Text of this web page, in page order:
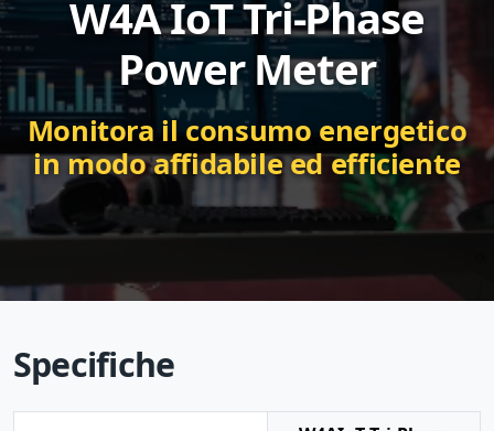
W4A IoT Tri-Phase
Power Meter
Monitora il consumo energetico
in modo affidabile ed efficiente
Specifiche